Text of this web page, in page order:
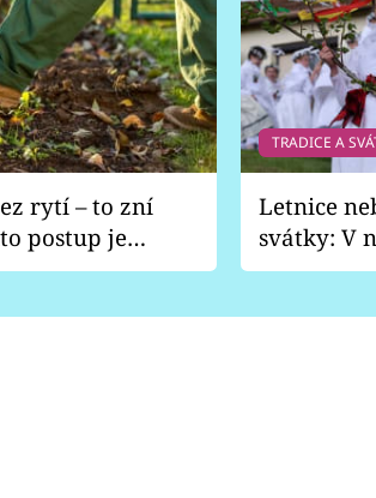
rytí – to zní
postup je
některé
TRADICE A
Letnice
svátky: V
pondělí